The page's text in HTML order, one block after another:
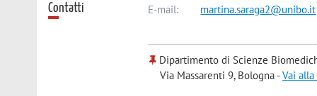
Contatti E-mail: martina.saraga2@unibo.it
Dipartimento di Scienze
Via Massarenti 9, Bologna -Vai alla